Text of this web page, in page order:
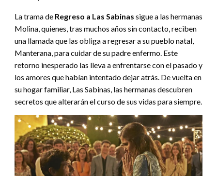
La trama de Regreso a Las Sabinas sigue a las hermanas
Molina, quienes, tras muchos años sin contacto, reciben
una llamada que las obliga a regresar a su pueblo natal,
Manterana, para cuidar de su padre enfermo. Este
retorno inesperado las lleva a enfrentarse con el pasado y
los amores que habían intentado dejar atrás. De vuelta en
su hogar familiar, Las Sabinas, las hermanas descubren
secretos que alterarán el curso de sus vidas para siempre.